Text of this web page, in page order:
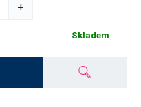
+
Skladem